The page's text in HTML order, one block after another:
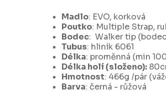
Madlo: EVO, korková
Poutko: Multiple Strap,
Bodec: Walker tip
Tubus: hliník 6061
Délka: proměnná (min
Délka holí (složeno):
Hmotnost: 466g /pár
Barva: černá - růžová